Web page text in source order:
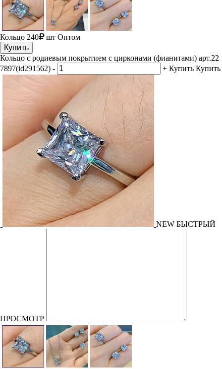
Кольцо 240 шт Оптом
Купить
Кольцо с родиевым покрытием с цирконами (фианитами) арт.22
7897(id291562) - + Купить Купить
NEW БЫСТРЫЙ
ПРОСМОТР